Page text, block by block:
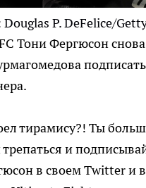
P. DeFelice/
Тони Фергюсон
тирамису?! Ты
и
в своем Twitter